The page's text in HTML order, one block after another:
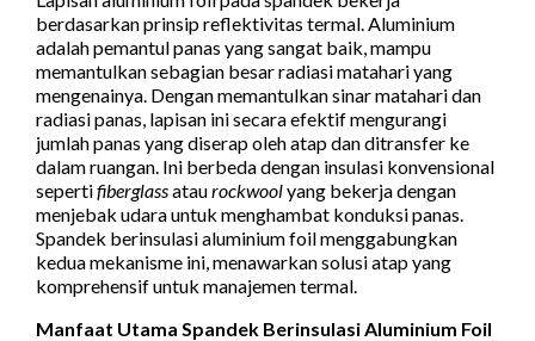
berdasarkan prinsip reflektivitas termal. Aluminium
adalah pemantul panas yang sangat baik, mampu
memantulkan sebagian besar radiasi matahari yang
mengenainya. Dengan memantulkan sinar matahari dan
radiasi panas, lapisan ini secara efektif mengurangi
jumlah panas yang diserap oleh atap dan ditransfer ke
dalam ruangan. Ini berbeda dengan insulasi konvensional
sepertifiberglassataurockwoolyang bekerja dengan
menjebak udara untuk menghambat konduksi panas.
Spandek berinsulasi aluminium foil menggabungkan
kedua mekanisme ini, menawarkan solusi atap yang
komprehensif untuk manajemen termal.
Manfaat Utama Spandek Berinsulasi Aluminium Foil